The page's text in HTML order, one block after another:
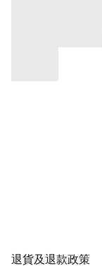
退貨及退款政策